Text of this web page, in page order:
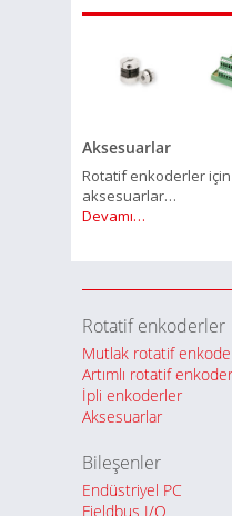
Aksesuarlar
Rotatif enkoderler
aksesuarlar…
Devamı…
Rotatif enkoderler
Mutlak rotatif
Artımlı rotatif
İpli enkoderler
Aksesuarlar
Bileşenler
Endüstriyel PC
Fieldbus I/O